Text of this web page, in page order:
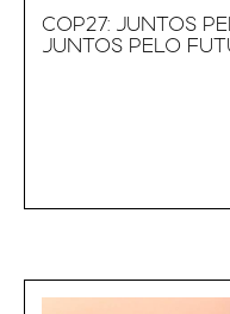
COP27: JUNTOS
JUNTOS PELO